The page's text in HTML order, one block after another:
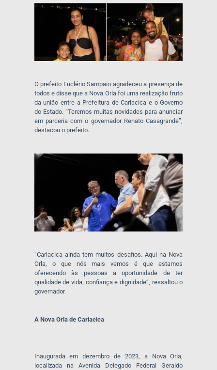
O prefeito Euclério Sampaio agradeceu a presença de
todos e disse que a Nova Orla foi uma realização fruto
da união entre a Prefeitura de Cariacica e o Governo
do Estado. “Teremos muitas novidades para anunciar
em parceria com o governador Renato Casagrande”,
destacou o prefeito.
“Cariacica ainda tem muitos desafios. Aqui na Nova
Orla, o que nós mais vemos é que estamos
oferecendo às pessoas a oportunidade de ter
qualidade de vida, confiança e dignidade”, ressaltou o
governador.
A Nova Orla de Cariacica
Inaugurada em dezembro de 2023, a Nova Orla,
localizada na Avenida Delegado Federal Geraldo